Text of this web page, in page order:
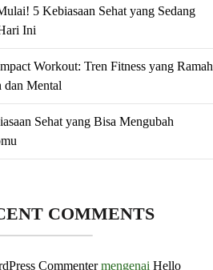
5 Kebiasaan Sehat yang Sedang
Ini
Workout: Tren Fitness yang Ramah
dan Mental
Sehat yang Bisa Mengubah
COMMENTS
Commentermengenai Hello